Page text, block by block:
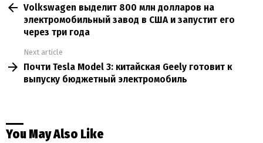
moreVolkswagen выделит 800 млн долларов на
электромобильный завод в США и запустит его
через три года
Next article
Почти Tesla Model 3: китайская Geely готовит к
выпуску бюджетный электромобиль
You May Also Like